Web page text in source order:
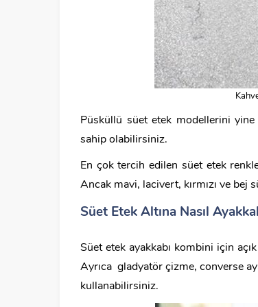
Püsküllü süet etek modellerini
sahip olabilirsiniz.
En çok tercih edilen süet etek
Ancak mavi, lacivert, kırmızı ve bej
Süet Etek Altına Nasıl
Süet etek ayakkabı kombini için
Ayrıca gladyatör çizme, converse
kullanabilirsiniz.